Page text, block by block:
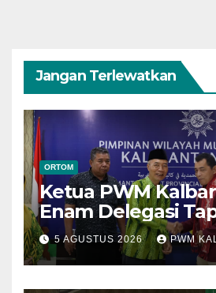
Jangan Terlewatkan
ORTOM
Ketua PWM
Enam Delegasi
Menuju Muktamar
Semarang
5 AGUSTUS 2026 PWM